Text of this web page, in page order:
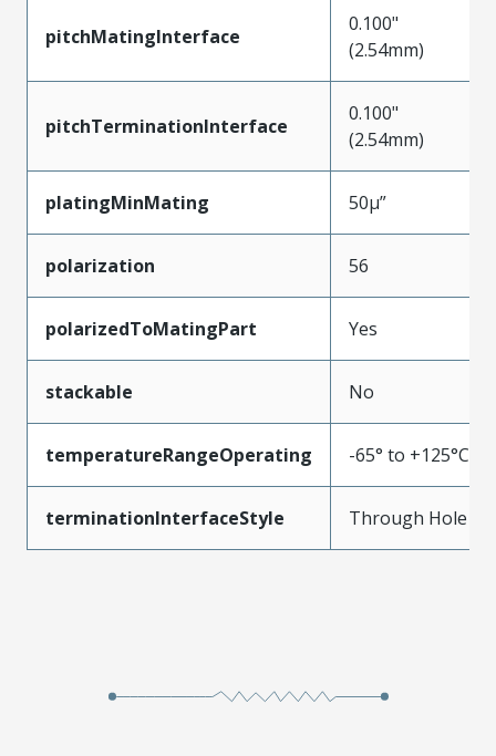
pitchMatingInterface
0.100"
(2.54mm)
pitchTerminationInterface
0.100"
(2.54mm)
platingMinMating 50µ”
polarization 56
polarizedToMatingPart Yes
stackable No
temperatureRangeOperating -65° to +125°C
terminationInterfaceStyle Through Hole